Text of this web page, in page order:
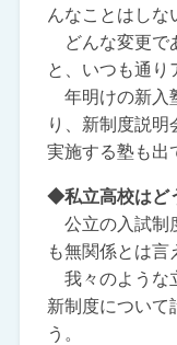
んなことはしな
どんな変更で
と、いつも通り
年明けの新入
り、新制度説
実施する塾も出
◆私立高校はど
公立の入試制
も無関係とは言
我々のような
新制度について
う。